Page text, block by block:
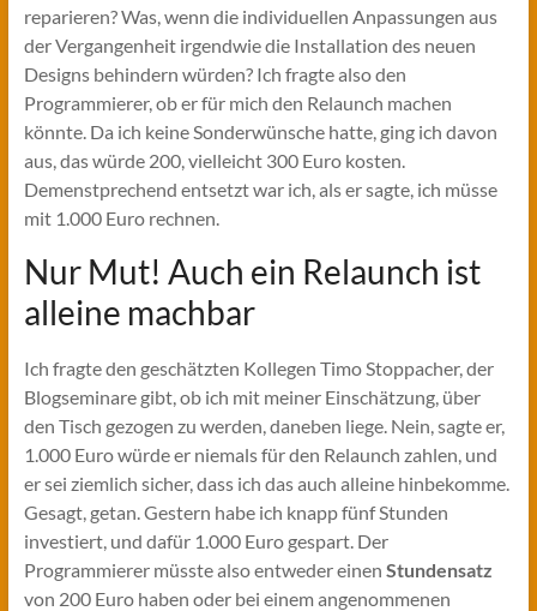
reparieren? Was, wenn die individuellen Anpassungen aus
der Vergangenheit irgendwie die Installation des neuen
Designs behindern würden? Ich fragte also den
Programmierer, ob er für mich den Relaunch machen
könnte. Da ich keine Sonderwünsche hatte, ging ich davon
aus, das würde 200, vielleicht 300 Euro kosten.
Demenstprechend entsetzt war ich, als er sagte, ich müsse
mit 1.000 Euro rechnen.
Nur Mut! Auch ein Relaunch ist
alleine machbar
Ich fragte den geschätzten Kollegen Timo Stoppacher, der
Blogseminare gibt, ob ich mit meiner Einschätzung, über
den Tisch gezogen zu werden, daneben liege. Nein, sagte er,
1.000 Euro würde er niemals für den Relaunch zahlen, und
er sei ziemlich sicher, dass ich das auch alleine hinbekomme.
Gesagt, getan. Gestern habe ich knapp fünf Stunden
investiert, und dafür 1.000 Euro gespart. Der
Programmierer müsste also entweder einen Stundensatz
von 200 Euro haben oder bei einem angenommenen